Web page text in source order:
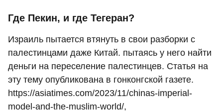
Где Пекин, и где Тегеран?
Израиль пытается втянуть в свои разборки с
палестинцами даже Китай. пытаясь у него найти
деньги на переселение палестинцев. Статья на
эту тему опубликована в гонконгской газете.
https://asiatimes.com/2023/11/chinas-imperial-
model-and-the-muslim-world/,